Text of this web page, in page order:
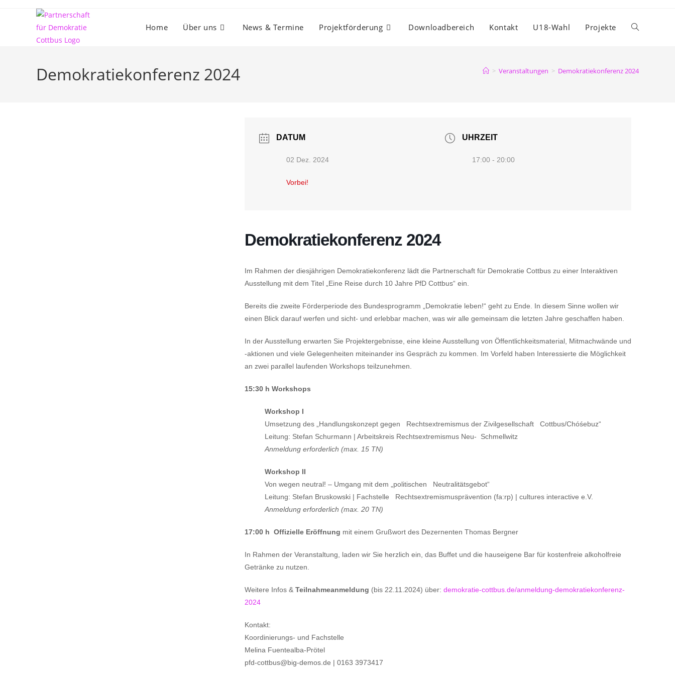
Home Über uns News & Termine Projektförderung Downloadbereich Kontakt U18-Wahl Projekte Website-
Demokratiekonferenz 2024 > Veranstaltungen > Demokratiekonferenz 2024
DATUM
02 Dez. 2024
Vorbei!
UHRZEIT
17:00 - 20:00
Demokratiekonferenz 2024
Im Rahmen der diesjährigen Demokratiekonferenz lädt die Partnerschaft für Demokratie Cottbus zu einer Interaktiven
Ausstellung mit dem Titel „Eine Reise durch 10 Jahre PfD Cottbus“ ein.
Bereits die zweite Förderperiode des Bundesprogramm „Demokratie leben!“ geht zu Ende. In diesem Sinne wollen wir
einen Blick darauf werfen und sicht- und erlebbar machen, was wir alle gemeinsam die letzten Jahre geschaffen haben.
In der Ausstellung erwarten Sie Projektergebnisse, eine kleine Ausstellung von Öffentlichkeitsmaterial, Mitmachwände und
-aktionen und viele Gelegenheiten miteinander ins Gespräch zu kommen. Im Vorfeld haben Interessierte die Möglichkeit
an zwei parallel laufenden Workshops teilzunehmen.
15:30 h Workshops
Workshop I
Umsetzung des „Handlungskonzept gegen Rechtsextremismus der Zivilgesellschaft Cottbus/Chóśebuz“
Leitung: Stefan Schurmann | Arbeitskreis Rechtsextremismus Neu- Schmellwitz
Anmeldung erforderlich (max. 15 TN)
Workshop II
Von wegen neutral! – Umgang mit dem „politischen Neutralitätsgebot“
Leitung: Stefan Bruskowski | Fachstelle Rechtsextremismusprävention (fa:rp) | cultures interactive e.V.
Anmeldung erforderlich (max. 20 TN)
17:00 h Offizielle Eröffnung mit einem Grußwort des Dezernenten Thomas Bergner
In Rahmen der Veranstaltung, laden wir Sie herzlich ein, das Buffet und die hauseigene Bar für kostenfreie alkoholfreie
Getränke zu nutzen.
Weitere Infos & Teilnahmeanmeldung (bis 22.11.2024) über: demokratie-cottbus.de/anmeldung-demokratiekonferenz-
2024
Kontakt:
Koordinierungs- und Fachstelle
Melina Fuentealba-Prötel
pfd-cottbus@big-demos.de | 0163 3973417